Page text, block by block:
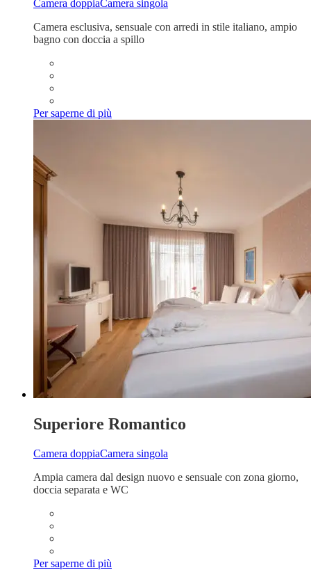
Camera doppiaCamera singola
Camera esclusiva, sensuale con arredi in stile italiano, ampio
bagno con doccia a spillo
Per saperne di più
Superiore Romantico
Camera doppiaCamera singola
Ampia camera dal design nuovo e sensuale con zona giorno,
doccia separata e WC
Per saperne di più